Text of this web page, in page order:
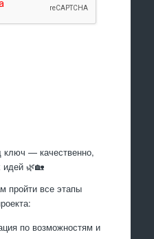
ключ — качественно,
идей 🌿🏡
пройти все этапы
по возможностям и